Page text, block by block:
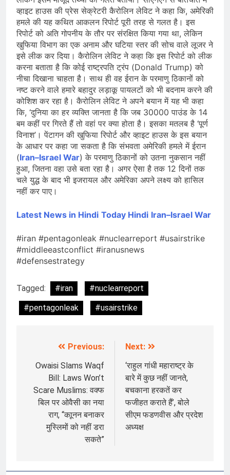
व्हाइट हाउस की प्रेस सेक्रेटरी कैरोलिन लेविट ने कहा कि, अमेरिकी
हमले की यह कथित आकलन रिपोर्ट पूरी तरह से गलत है। इस
रिपोर्ट को अति गोपनीय के तौर पर संरक्षित किया गया था, लेकिन
खुफिया विभाग का एक अनाम और घटिया स्तर की सोच वाले लूजर ने
इसे लीक कर दिया। कैरोलिन लेविट ने कहा कि इस रिपोर्ट को लीक
करना बताता है कि कोई राष्ट्रपति ट्रंप (Donald Trump) को
नीचा दिखाना चाहता है। साथ ही वह ईरान के परमाणु ठिकानों को
नष्ट करने वाले हमारे बहादुर लड़ाकू पायलटों को भी बदनाम करने की
कोशिश कर रहा है। कैरोलिन लेविट ने अपने बयान में यह भी कहा
कि, ‘दुनिया का हर व्यक्ति जानता है कि जब 30000 पाउंड के 14
बम कहीं पर गिरते हैं तो वहां पर क्या होता है। इसका मतलब है ‘पूर्ण
विनाश’। पेंटागन की खुफिया रिपोर्ट और व्हाइट हाउस के इस बयान
के आधार पर कहा जा सकता है कि संभवता अमेरिकी हमले में ईरान
(Iran–Israel War) के परमाणु ठिकानों को उतना नुकसान नहीं
हुआ, जितना वहा उसे बता रहा है। अगर ऐसा है तक 12 दिनों तक
चले युद्ध के बाद भी इजरायल और अमेरिका अपने लक्ष्य को हासिल
नहीं कर पाए।
Latest News in Hindi Today Hindi Iran–Israel War
#iran #pentagonleak #nuclearreport #usairstrike
#middleeastconflict #iranusnews
#defensestrategy
Tagged: #iran
#nuclearreport
#pentagonleak
#usairstrike
navigation
Previous:
Owaisi Slams Waqf
Bill: Laws Won’t
Scare Muslims: वक्फ
बिल पर ओवैसी का नया
राग, “काूनन बनाकर
मुस्लिमों को नहीं डरा
सकते”
Next:
‘राहुल गांधी महाराष्ट्र के
बारे में कुछ नहीं जानते,
बचकाना हरकतें कर
फजीहत कराते हैं’, बोले
सीएम फडणवीस और प्रदेश
अध्यक्ष